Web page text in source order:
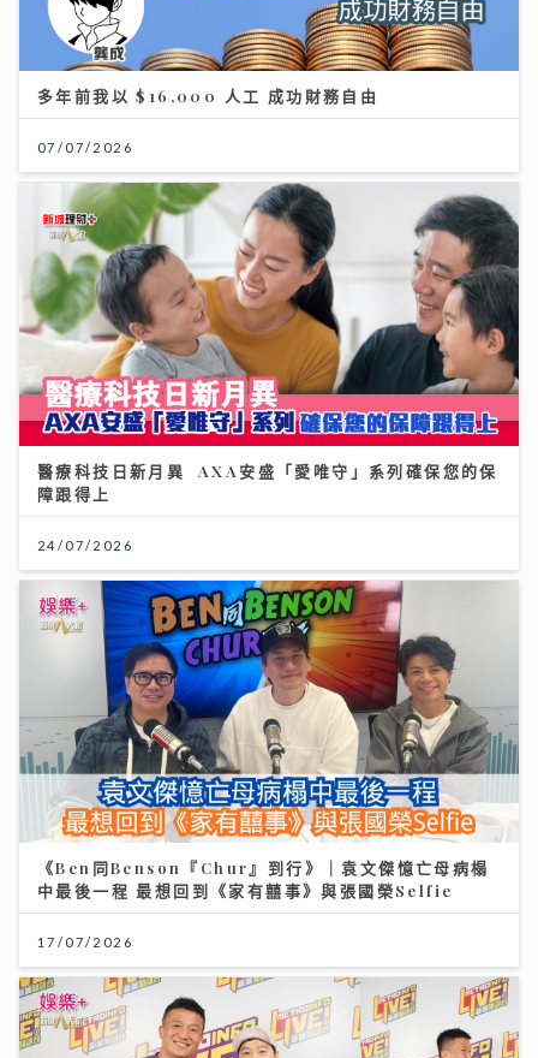
多年前我以 $16,000 人工 成功財務自由
07/07/2026
醫療科技日新月異 AXA安盛「愛唯守」系列確保您的保
障跟得上
24/07/2026
《Ben同Benson『Chur』到行》｜袁文傑憶亡母病榻
中最後一程 最想回到《家有囍事》與張國榮Selfie
17/07/2026